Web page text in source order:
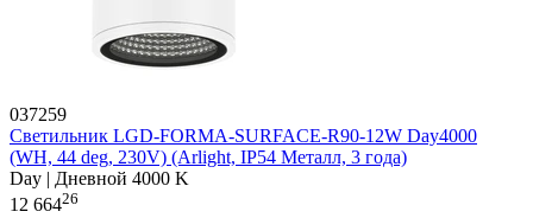
037259
Светильник LGD-FORMA-SURFACE-R90-12W Day4000
(WH, 44 deg, 230V) (Arlight, IP54 Металл, 3 года)
Day | Дневной 4000 K
12 66426